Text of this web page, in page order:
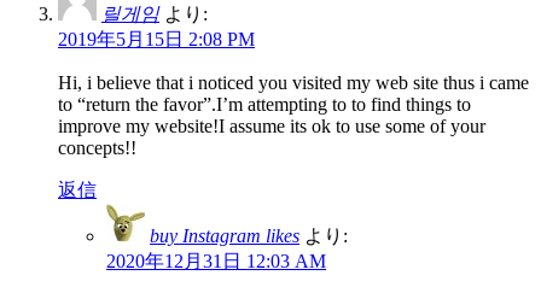
릴게임 より:
2019年5月15日 2:08 PM
Hi, i believe that i noticed you visited my web site thus i came
to “return the favor”.I’m attempting to to find things to
improve my website!I assume its ok to use some of your
concepts!!
返信
buy Instagram likes より:
2020年12月31日 12:03 AM